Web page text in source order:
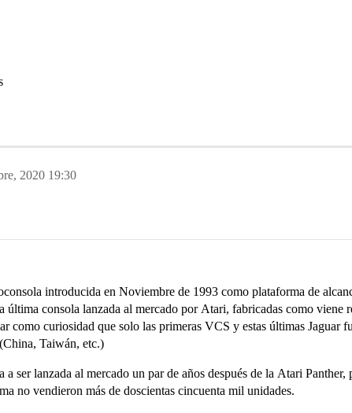
2020 19:30
introducida en Noviembre de 1993 como plataforma de
última consola lanzada al mercado por Atari, fabricadas como viene
como curiosidad que solo las primeras VCS y estas últimas Jaguar
Taiwán, etc.)
ser lanzada al mercado un par de años después de la Atari
no vendieron más de doscientas cincuenta mil unidades.